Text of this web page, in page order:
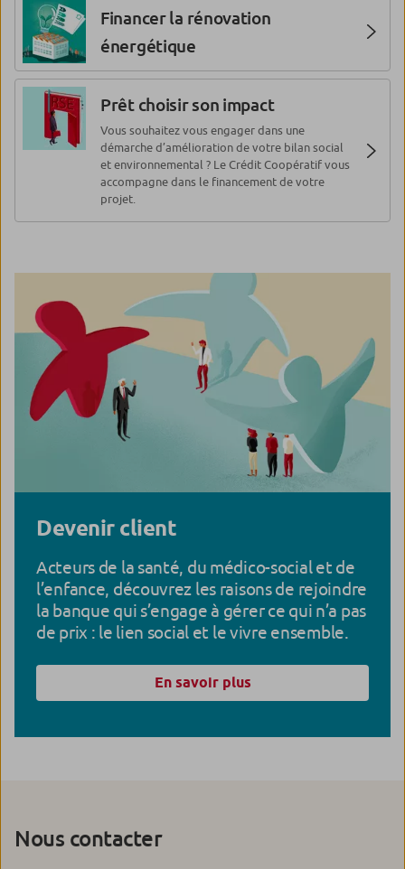
Financer la rénovation
énergétique
Prêt choisir son impact
Vous souhaitez vous engager dans une
démarche d’amélioration de votre bilan social
et environnemental ? Le Crédit Coopératif vous
accompagne dans le financement de votre
projet.
Devenir client
Acteurs de la santé, du médico-social et de
l’enfance, découvrez les raisons de rejoindre
la banque qui s’engage à gérer ce qui n’a pas
de prix : le lien social et le vivre ensemble.
En savoir plus
Nous contacter